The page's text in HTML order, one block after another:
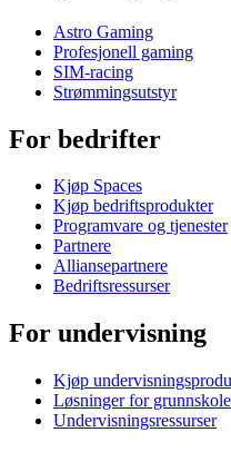
Astro Gaming
Profesjonell gaming
SIM-racing
Strømmingsutstyr
For bedrifter
Kjøp Spaces
Kjøp bedriftsprodukter
Programvare og tjenester
Partnere
Alliansepartnere
Bedriftsressurser
For undervisning
Kjøp
Løsninger for
Undervisningsressurser